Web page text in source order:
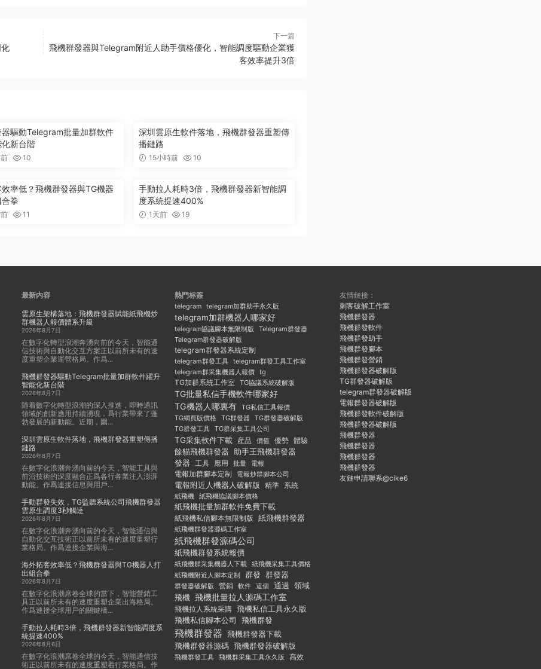
下一篇
飛機群發器與Telegram附近人助手價格優化，智能調度驅動企業獲
客效率提升3倍
驅動Telegram批量加群軟件
新台階
10
深圳雲原生軟件落地，飛機群發器重塑傳
播鏈路
15小時前 10
率低？飛機群發器與TG機器
合拳
11
手動拉人耗時3倍，飛機群發器新智能調
度系統提速400%
1天前 19
最新内容
雲原生架構落地：飛機群發器賦能紙飛機炒
群機器人報價體系升級
2026年8月7日
在數字化轉型浪潮奔湧向前的今天，智能通
信技術與自動化交互方案正以前所未有的速
度重塑企業運營格局。作爲...
飛機群發器驅動Telegram批量加群軟件躍升
智能化新台階
2026年8月7日
随着數字化轉型浪潮的深入推進，即時通訊
領域的創新應用持續湧現，爲行業帶來了蓬
勃發展的新動能。近期，圍...
深圳雲原生軟件落地，飛機群發器重塑傳播
鏈路
2026年8月7日
在數字化浪潮奔湧向前的今天，智能工具與
前沿技術的深度融合正爲各行各業注入澎湃
動能。作爲連接信息與用戶...
手動群發失效，TG監聽系統公司飛機群發器
雲原生調度3秒觸達
2026年8月7日
在數字化浪潮奔湧向前的今天，智能通信與
自動化交互技術正以前所未有的速度重塑行
業格局。作爲連接企業與海...
海外拓客效率低？飛機群發器與TG機器人打
出組合拳
2026年8月7日
在數字化浪潮席卷全球的當下，智能營銷工
具正以前所未有的速度重塑企業出海格局。
作爲連接全球用戶的關鍵橋...
手動拉人耗時3倍，飛機群發器新智能調度系
統提速400%
2026年8月6日
在數字化浪潮席卷全球的今天，智能通信技
術正以前所未有的速度重塑着行業格局。作
熱門标簽
telegram telegram加群助手永久版
telegram加群機器人哪家好
telegram協議腳本無限制版
Telegram群發器
Telegram群發器破解版
telegram群發器系統定制
telegram群發工具 telegram群發工具工作室
telegram群采集機器人報價 tg
TG加群系統工作室 TG協議系統破解版
TG批量私信手機軟件哪家好
TG機器人哪裏有
TG私信工具報價
TG網頁版價格
TG群發器
TG群發器破解版
TG群發工具 TG群采集工具公司
TG采集軟件下載 産品 價值 優勢 體驗
餘貓飛機群發器 助手王飛機群發器
發器 工具 應用 批量 電報
電報加群腳本定制 電報炒群腳本公司
電報附近人機器人破解版 精準
系統
紙飛機
紙飛機協議腳本價格
紙飛機批量加群軟件免費下載
紙飛機私信腳本無限制版 紙飛機群發器
紙飛機群發器源碼工作室
紙飛機群發源碼公司
紙飛機群發系統報價
紙飛機群采集機器人下載 紙飛機采集工具價格
紙飛機附近人腳本定制
群發 群發器
群發器破解版 營銷 軟件 這個 通過 領域
飛機 飛機批量拉人源碼工作室
飛機拉人系統采購 飛機私信工具永久版
飛機私信腳本公司
飛機群發
飛機群發器 飛機群發器下載
飛機群發器源碼 飛機群發器破解版
飛機群發工具 飛機群采集工具永久版 高效
友情鏈接：
刺客破解工作室
飛機群發器
飛機群發軟件
飛機群發助手
飛機群發腳本
飛機群發營銷
飛機群發器破解版
TG群發器破解版
telegram群發器破解版
電報群發器破解版
飛機群發軟件破解版
飛機群發器破解版
飛機群發器
飛機群發器
飛機群發器
飛機群發器
友鏈申請聯系@cike6